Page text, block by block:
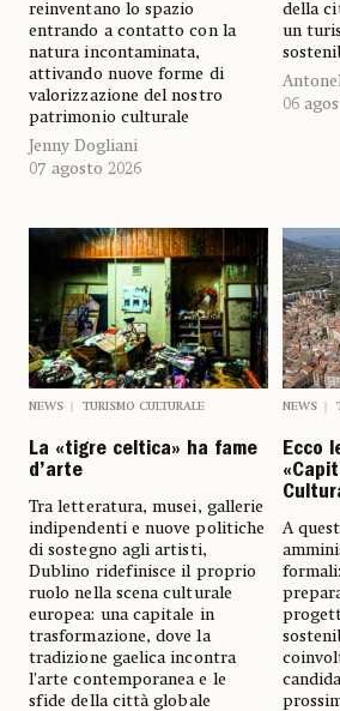
reinventano lo spazio
entrando a contatto con la
natura incontaminata,
attivando nuove forme di
valorizzazione del nostro
patrimonio culturale
Jenny Dogliani
07 agosto 2026
della
un
06
NEWS TURISMO CULTURALE
La «tigre celtica» ha fame
d’arte
Tra letteratura, musei, gallerie
indipendenti e nuove politiche
di sostegno agli artisti,
Dublino ridefinisce il proprio
ruolo nella scena culturale
europea: una capitale in
trasformazione, dove la
tradizione gaelica incontra
l’arte contemporanea e le
sfide della città globale
NEWS
Ecco
A